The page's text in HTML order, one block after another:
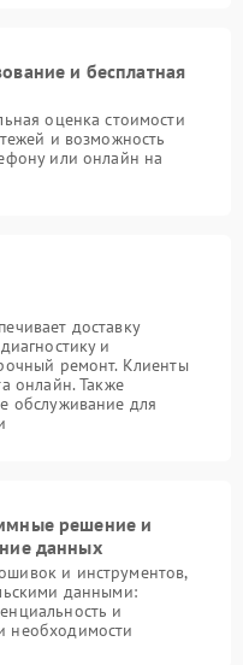
и бесплатная
оценка стоимости
и возможность
или онлайн на
доставку
и
ремонт. Клиенты
онлайн. Также
обслуживание для
решение и
данных
и инструментов,
данными:
и
необходимости